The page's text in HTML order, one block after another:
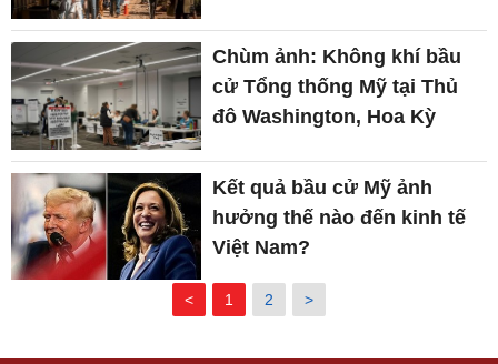
Chùm ảnh: Không khí bầu
cử Tổng thống Mỹ tại Thủ
đô Washington, Hoa Kỳ
Kết quả bầu cử Mỹ ảnh
hưởng thế nào đến kinh tế
Việt Nam?
< 1 2 >